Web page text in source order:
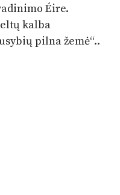
Éire.
kalba
pilna žemė“..